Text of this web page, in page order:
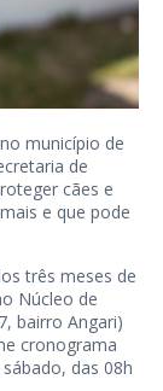
município de
de
cães e
e que pode
três meses de
Núcleo de
bairro Angari)
cronograma
das 08h